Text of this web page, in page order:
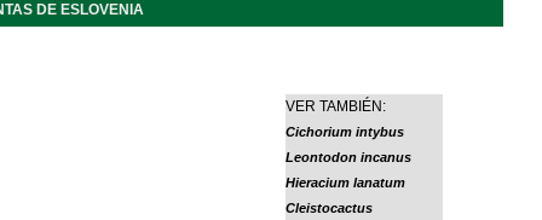
DE ESLOVENIA
VER TAMBIÉN:
Cichorium intybus
Leontodon incanus
Hieracium lanatum
Cleistocactus